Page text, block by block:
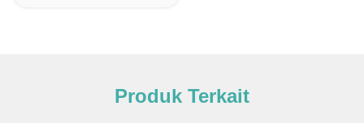
Produk Terkait